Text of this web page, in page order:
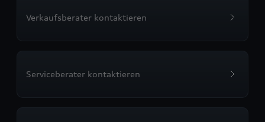
Verkaufsberater kontaktieren
Serviceberater kontaktieren